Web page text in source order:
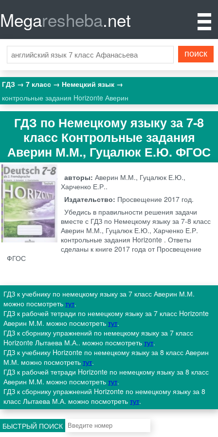
Megaresheba.net
ГДЗ 7 класс
Немецкий язык
контрольные задания Horizonte Аверин
ГДЗ по Немецкому языку за 7‐8
класс Контрольные задания
Аверин М.М., Гуцалюк Е.Ю. ФГОС
авторы:Аверин М.М., Гуцалюк Е.Ю.,
Харченко Е.Р..
Издательство: Просвещение 2017 год.
Убедись в правильности решения задачи
вместе с ГДЗ по Немецкому языку за 7‐8 класс
Аверин М.М., Гуцалюк Е.Ю., Харченко Е.Р.
контрольные задания Horizonte . Ответы
сделаны к книге 2017 года от Просвещение
ФГОС
ГДЗ к учебнику по немецкому языку за 7 класс Аверин М.М.
можно посмотреть тут.
ГДЗ к рабочей тетради по немецкому языку за 7 класс Horizonte
Аверин М.М. можно посмотреть тут.
ГДЗ к сборнику упражнений по немецкому языку за 7 класс
Horizonte Лытаева М.А.. можно посмотреть тут.
ГДЗ к учебнику Horizonte по немецкому языку за 8 класс Аверин
М.М. можно посмотреть тут.
ГДЗ к рабочей тетради Horizonte по немецкому языку за 8 класс
Аверин М.М. можно посмотреть тут.
ГДЗ к сборнику упражнений Horizonte по немецкому языку за 8
класс Лытаева М.А. можно посмотреть тут.
БЫСТРЫЙ ПОИСК